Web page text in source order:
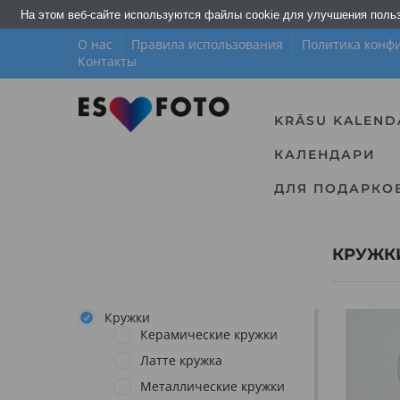
О нас Правила использования Политика
Контакты
KRĀSU
КАЛЕНДАРИ
ДЛЯ
Кружки
Керамические кружки
Латте кружка
Металлические кружки
На этом веб-сайте используются файлы cookie для улучшения